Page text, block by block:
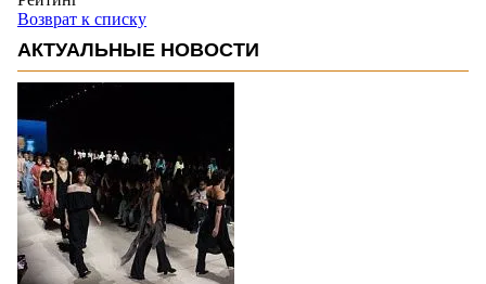
Возврат к списку
АКТУАЛЬНЫЕ НОВОСТИ